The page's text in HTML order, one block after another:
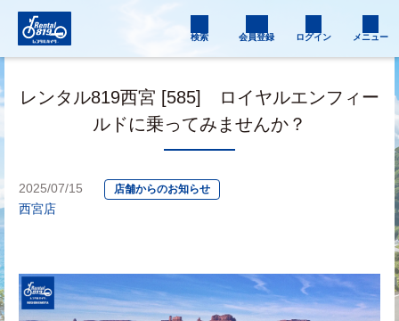
検索 会員登録 ログイン メニュー
レンタル819西宮 [585] ロイヤルエンフィー
ルドに乗ってみませんか？
2025/07/15 店舗からのお知らせ
西宮店